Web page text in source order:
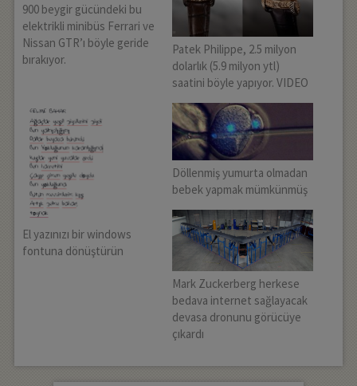
900 beygir gücündeki bu
elektrikli minibüs Ferrari ve
Nissan GTR’ı böyle geride
bırakıyor.
Patek Philippe, 2.5 milyon
dolarlık (5.9 milyon ytl)
saatini böyle yapıyor. VIDEO
El yazınızı bir windows
fontuna dönüştürün
Döllenmiş yumurta olmadan
bebek yapmak mümkünmüş
Mark Zuckerberg herkese
bedava internet sağlayacak
devasa dronunu görücüye
çıkardı